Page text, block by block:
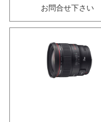
お問合せ下さい